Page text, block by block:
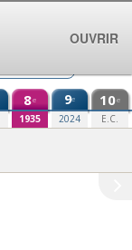
8e
1935
9e
2024
10e
E.C.
OUVRIR